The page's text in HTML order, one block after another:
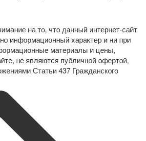
на то, что данный интернет-сайт
информационный характер и ни при
материалы и цены,
не являются публичной офертой,
Статьи 437 Гражданского